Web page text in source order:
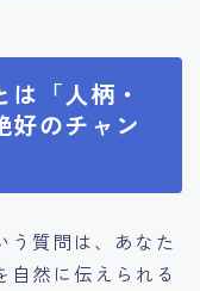
「人柄・
好のチャン
う質問は、あなた
自然に伝えられる